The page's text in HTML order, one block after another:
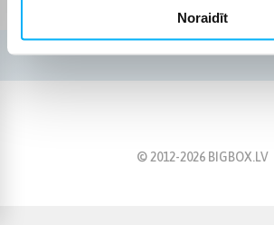
Noraidīt
© 2012-2026 BIGBOX.LV